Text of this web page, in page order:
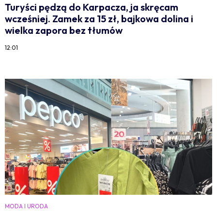
Turyści pędzą do Karpacza, ja skręcam
wcześniej. Zamek za 15 zł, bajkowa dolina i
wielka zapora bez tłumów
12:01
MODA I URODA